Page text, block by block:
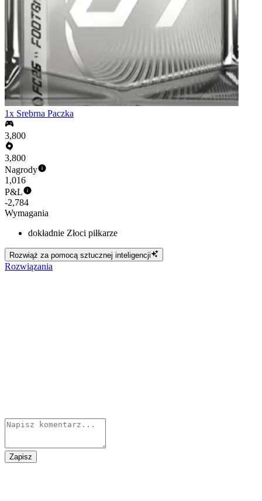
1x Srebrna Paczka
3,800
3,800
Nagrody
1,016
P&L
-2,784
Wymagania
dokładnie Złoci piłkarze
Rozwiąż za pomocą sztucznej inteligencji
Rozwiązania
Zapisz